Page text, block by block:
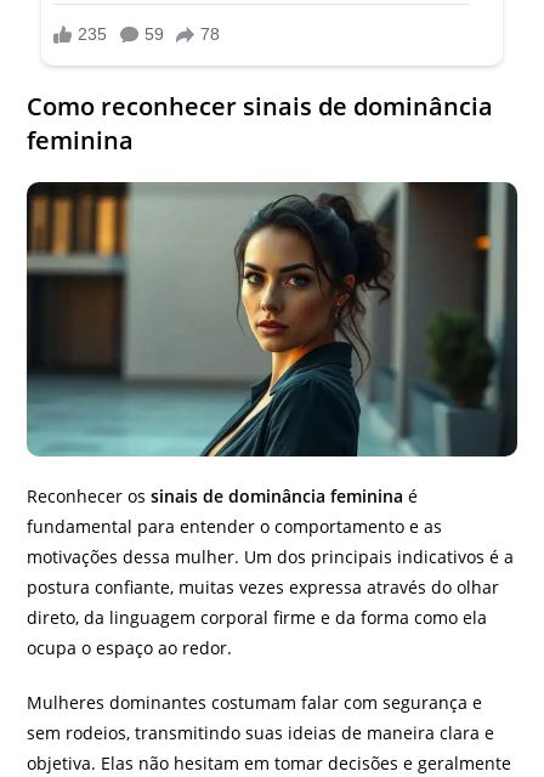
Como reconhecer sinais de dominância
feminina
Reconhecer ossinais de dominância feminina é
fundamental para entender o comportamento e as
motivações dessa mulher. Um dos principais indicativos é a
postura confiante, muitas vezes expressa através do olhar
direto, da linguagem corporal firme e da forma como ela
ocupa o espaço ao redor.
Mulheres dominantes costumam falar com segurança e
sem rodeios, transmitindo suas ideias de maneira clara e
objetiva. Elas não hesitam em tomar decisões e geralmente